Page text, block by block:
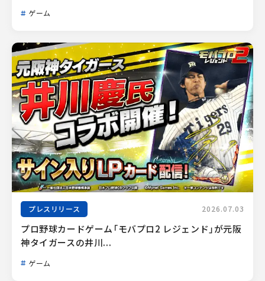
ゲーム
プレスリリース 2026.07.03
プロ野球カードゲーム「モバプロ2 レジェンド」が元阪
神タイガースの井川...
ゲーム